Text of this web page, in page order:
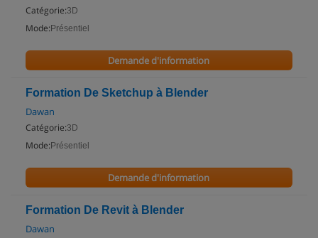
Catégorie:3D
Mode: Présentiel
Demande d'information
Formation De Sketchup à Blender
Dawan
Catégorie:3D
Mode: Présentiel
Demande d'information
Formation De Revit à Blender
Dawan